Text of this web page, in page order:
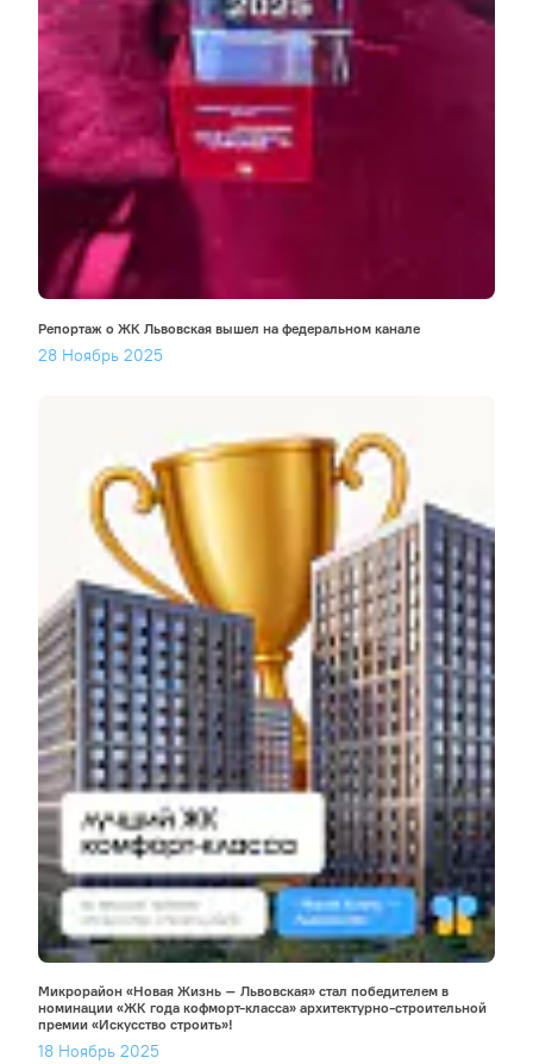
Репортаж о ЖК Львовская вышел на федеральном канале
28 Ноябрь 2025
Микрорайон «Новая Жизнь – Львовская» стал победителем в
номинации «ЖК года кофморт-класса» архитектурно-строительной
премии «Искусство строить»!
18 Ноябрь 2025